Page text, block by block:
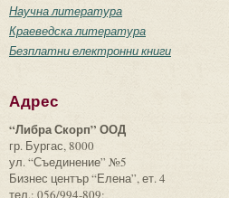
Научна литература
Краеведска литература
Безплатни електронни книги
Адрес
“Либра Скорп” ООД
гр. Бургас, 8000
ул. “Съединение” №5
Бизнес център “Елена”, ет. 4
тел.: 056/994-809;